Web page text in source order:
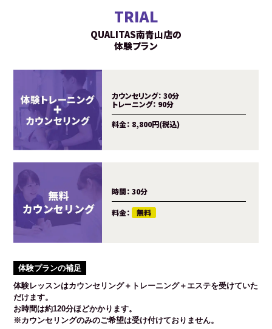
TRIAL
QUALITAS南青山店の
体験プラン
カウンセリング： 30分
トレーニング： 90分
料金： 8,800円(税込)
時間： 30分
料金： 無料
体験プランの補足
体験レッスンはカウンセリング＋トレーニング＋エステを受けていた
だけます。
お時間は約120分ほどかかります。
※カウンセリングのみのご希望は受け付けておりません。